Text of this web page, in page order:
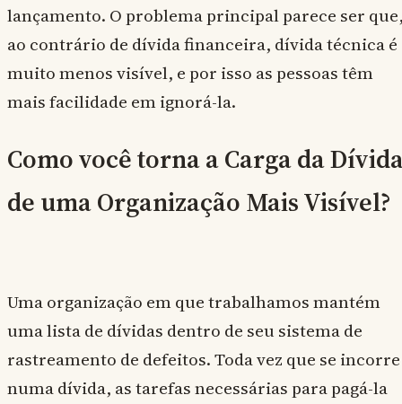
lançamento. O problema principal parece ser
ao contrário de dívida financeira, dívida técnica é
muito menos visível, e por isso as pessoas têm
mais facilidade em ignorá-la.
Como você torna a Carga da
de uma Organização Mais Visível?
Uma organização em que trabalhamos mantém
uma lista de dívidas dentro de seu sistema de
rastreamento de defeitos. Toda vez que se incorre
numa dívida, as tarefas necessárias para pagá-la